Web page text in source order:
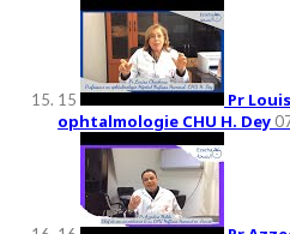
15
Pr
ophtalmologie CHU H. Dey